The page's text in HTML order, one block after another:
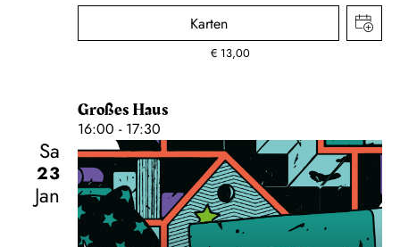
Karten
€ 13,00
Großes Haus
16:00 - 17:30
Sa
23
Jan